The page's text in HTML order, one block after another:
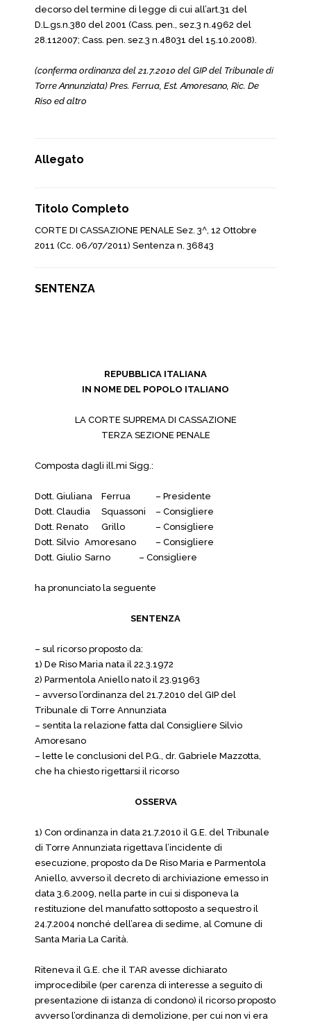
decorso del termine di legge di cui all’art.31 del
D.L.gs.n.380 del 2001 (Cass. pen., sez.3 n.4962 del
28.112007; Cass. pen. sez.3 n.48031 del 15.10.2008).
(conferma ordinanza del 21.7.2010 del GIP del Tribunale di
Torre Annunziata) Pres. Ferrua, Est. Amoresano, Ric. De
Riso ed altro
Allegato
Titolo Completo
CORTE DI CASSAZIONE PENALE Sez. 3^, 12 Ottobre
2011 (Cc. 06/07/2011) Sentenza n. 36843
SENTENZA
REPUBBLICA ITALIANA
IN NOME DEL POPOLO ITALIANO
LA CORTE SUPREMA DI CASSAZIONE
TERZA SEZIONE PENALE
Composta dagli ill.mi Sigg.:
Dott. Giuliana Ferrua
– Presidente
Dott. Claudia
Squassoni
– Consigliere
Dott. Renato
Grillo
– Consigliere
Dott. Silvio Amoresano
– Consigliere
Dott. Giulio Sarno – Consigliere
ha pronunciato la seguente
SENTENZA
– sul ricorso proposto da:
1) De Riso Maria nata il 22.3.1972
2) Parmentola Aniello nato il 23.91963
– avverso l’ordinanza del 21.7.2010 del GIP del
Tribunale di Torre Annunziata
– sentita la relazione fatta dal Consigliere Silvio
Amoresano
– lette le conclusioni del P.G., dr. Gabriele Mazzotta,
che ha chiesto rigettarsi il ricorso
OSSERVA
1) Con ordinanza in data 21.7.2010 il G.E. del Tribunale
di Torre Annunziata rigettava l’incidente di
esecuzione, proposto da De Riso Maria e Parmentola
Aniello, avverso il decreto di archiviazione emesso in
data 3.6.2009, nella parte in cui si disponeva la
restituzione del manufatto sottoposto a sequestro il
24.7.2004 nonché dell’area di sedime, al Comune di
Santa Maria La Carità.
Riteneva il G.E. che il TAR avesse dichiarato
improcedibile (per carenza di interesse a seguito di
presentazione di istanza di condono) il ricorso proposto
avverso l’ordinanza di demolizione, per cui non vi era